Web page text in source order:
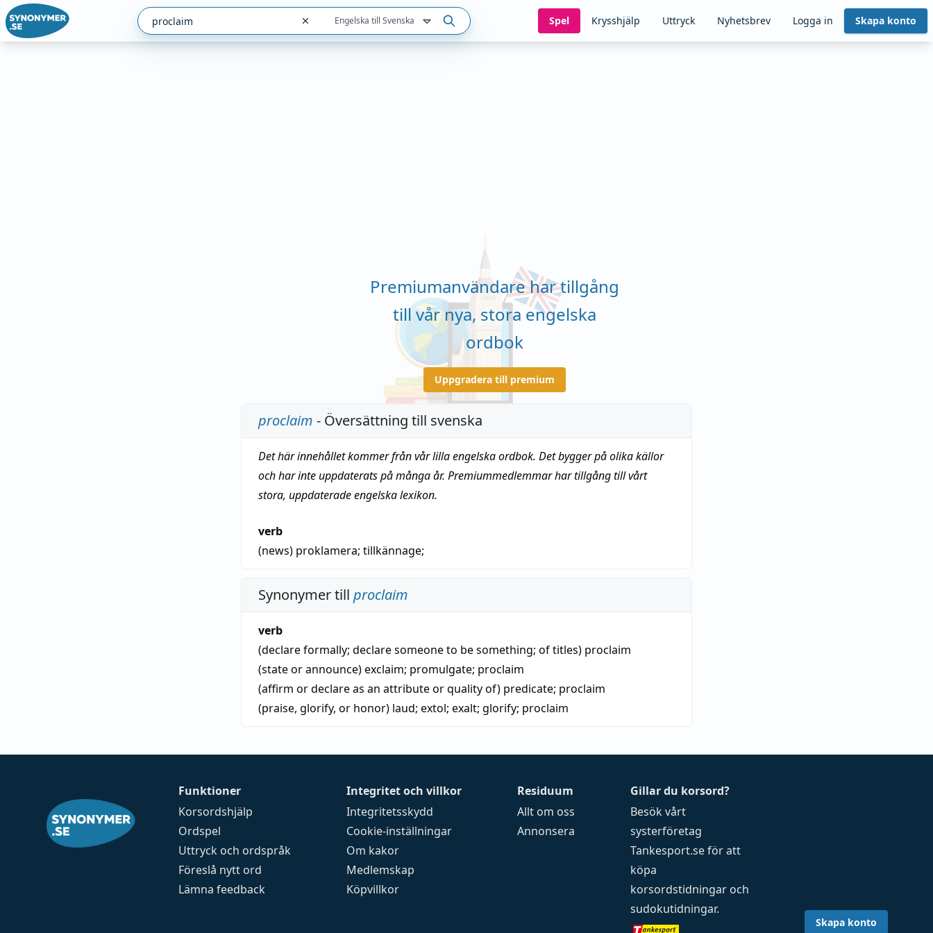
Engelska till Svenska Spel Krysshjälp Uttryck Nyhetsbrev Logga in Skapa konto
Premiumanvändare har tillgång
till vår nya, stora engelska
ordbok
Uppgradera till premium
proclaim - Översättning till svenska
Det här innehållet kommer från vår lilla engelska ordbok. Det bygger på olika källor
och har inte uppdaterats på många år. Premiummedlemmar har tillgång till vårt
stora, uppdaterade engelska lexikon.
verb
(news) proklamera; tillkännage;
Synonymer till proclaim
verb
(declare formally; declare someone to be something; of titles) proclaim
(state or announce)exclaim; promulgate; proclaim
(affirm or declare as an attribute or quality of) predicate; proclaim
(praise, glorify, or honor) laud; extol; exalt; glorify; proclaim
Funktioner
Korsordshjälp
Ordspel
Uttryck och ordspråk
Föreslå nytt ord
Lämna feedback
Integritet och villkor
Integritetsskydd
Cookie-inställningar
Om kakor
Medlemskap
Köpvillkor
Residuum
Allt om oss
Annonsera
Gillar du korsord?
Besök vårt
systerföretag
Tankesport.seför att
köpa
korsordstidningar och
sudokutidningar.
Skapa konto